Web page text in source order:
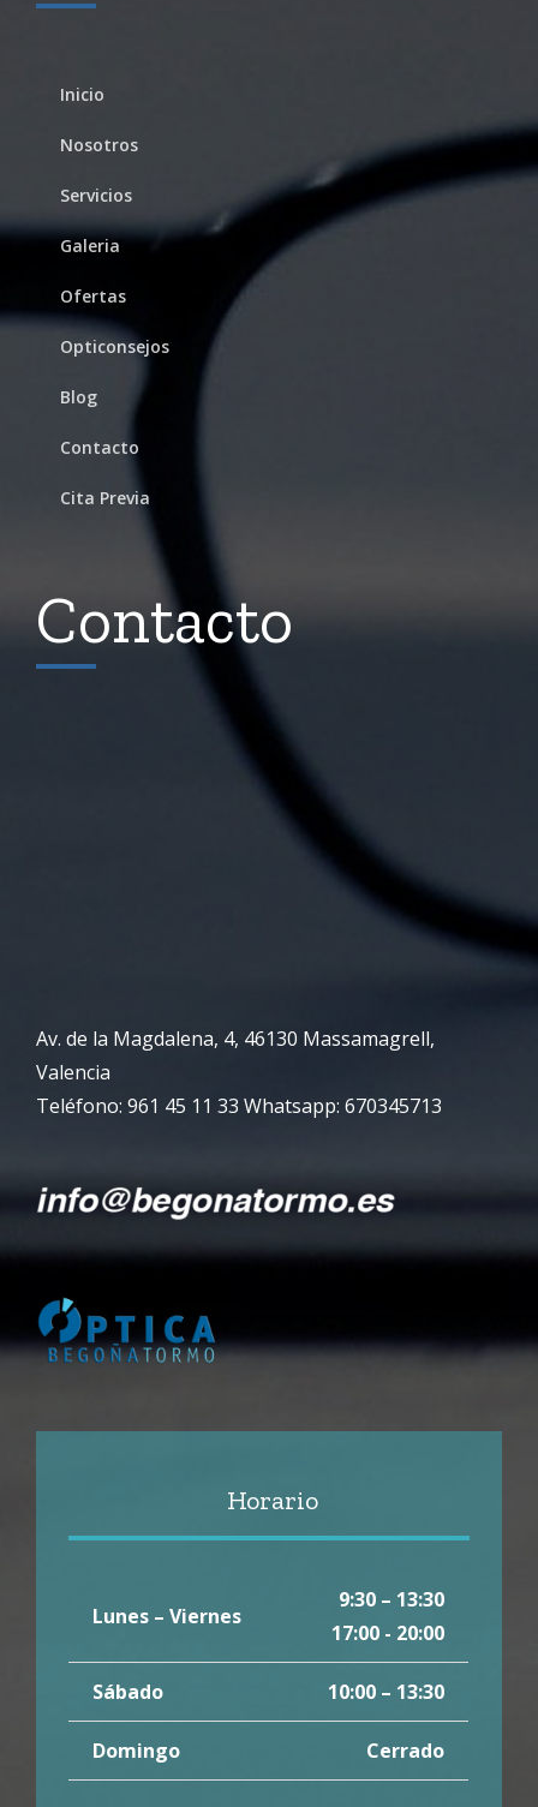
Inicio
Nosotros
Servicios
Galeria
Ofertas
Opticonsejos
Blog
Contacto
Cita Previa
Contacto
Av. de la Magdalena, 4, 46130 Massamagrell,
Valencia
Teléfono: 961 45 11 33 Whatsapp: 670345713
Horario
Lunes – Viernes
9:30 – 13:30
17:00 - 20:00
Sábado 10:00 – 13:30
Domingo Cerrado